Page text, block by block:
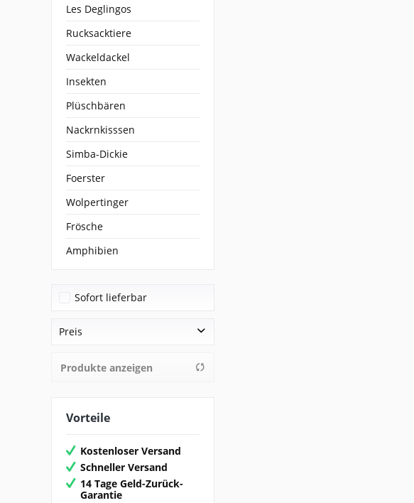
Les Deglingos
Rucksacktiere
Wackeldackel
Insekten
Plüschbären
Nackrnkisssen
Simba-Dickie
Foerster
Wolpertinger
Frösche
Amphibien
Sofort lieferbar
Preis
12,95 €bis
Produkte anzeigen
Vorteile
Kostenloser Versand
Schneller Versand
14 Tage Geld-Zurück-
Garantie